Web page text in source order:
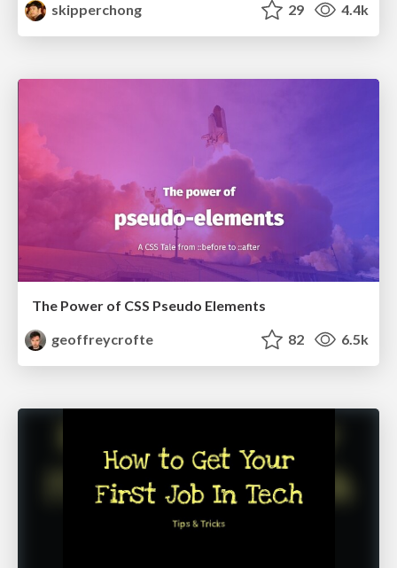
skipperchong
29 4.4k
The Power of CSS Pseudo Elements
geoffreycrofte
82 6.5k